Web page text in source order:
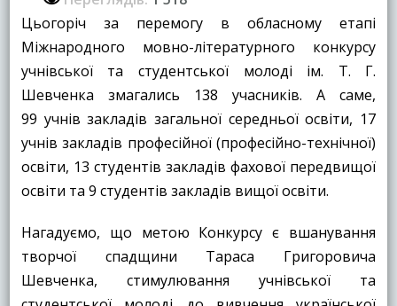
Цьогоріч за перемогу в обласному етапі
Міжнародного мовно-літературного конкурсу
учнівської та студентської молоді ім. Т. Г.
Шевченка змагались 138 учасників. А саме,
99 учнів закладів загальної середньої освіти, 17
учнів закладів професійної (професійно-технічної)
освіти, 13 студентів закладів фахової передвищої
освіти та 9 студентів закладів вищої освіти.
Нагадуємо, що метою Конкурсу є вшанування
творчої спадщини Тараса Григоровича
Шевченка, стимулювання учнівської та